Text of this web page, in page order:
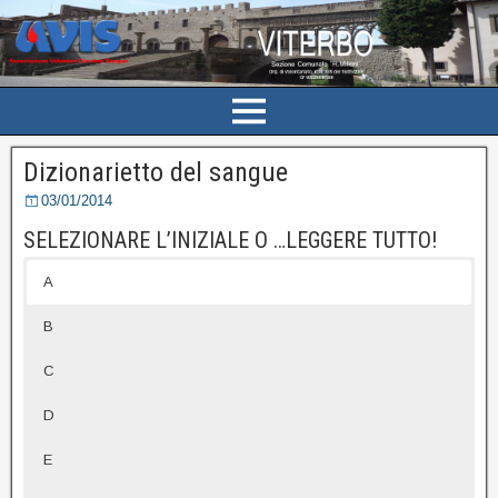
Dizionarietto del sangue
03/01/2014
SELEZIONARE L’INIZIALE O …LEGGERE TUTTO!
A
B
C
D
E